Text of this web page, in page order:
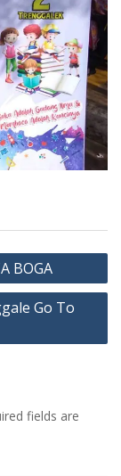
BOGA
Go To
fields are